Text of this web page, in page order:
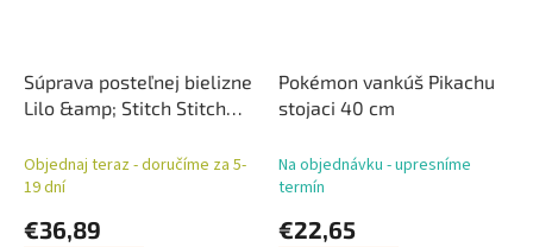
Súprava posteľnej bielizne
Lilo &amp; Stitch Stitch
200 cm / 70 x 90 cm
Objednaj teraz - doručíme za 5-
19 dní
€36,89
Pokémon vankúš Pikachu
stojaci 40 cm
Na objednávku - upresníme
termín
€22,65